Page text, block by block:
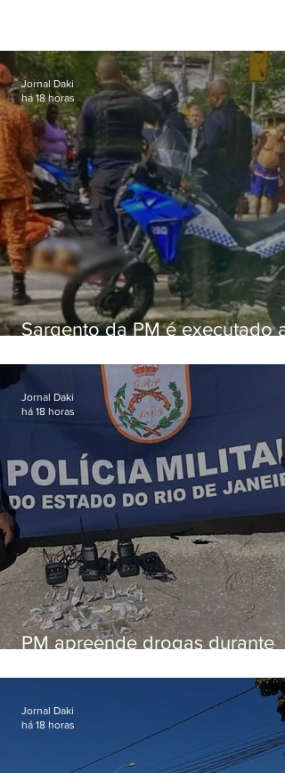
Sargento da PM é executado a
em Vaz Lobo
Jornal Daki
há 18 horas
PM apreende drogas durante
Jornal Daki
há 18 horas
Jornal Daki
há 18 horas